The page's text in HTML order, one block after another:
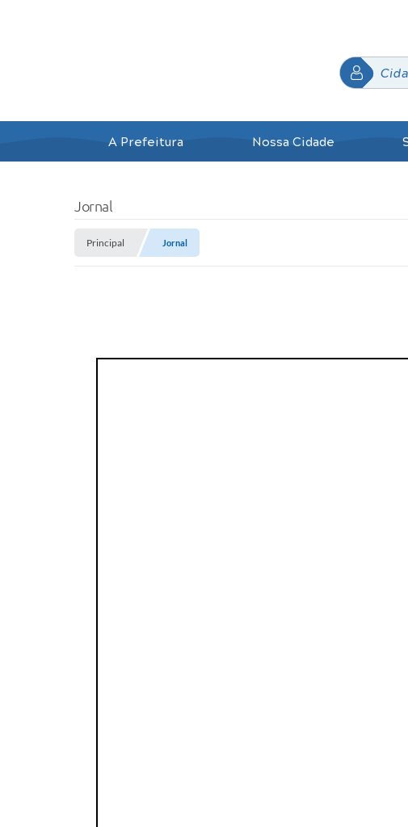
A Prefeitura Nossa Cidade
Jornal
Principal Jornal